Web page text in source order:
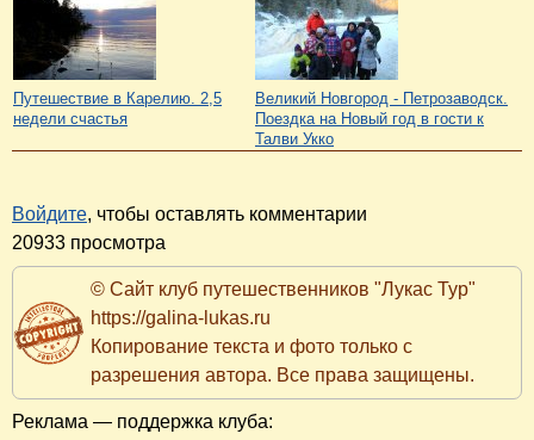
Путешествие в Карелию. 2,5
недели счастья
Великий Новгород - Петрозаводск.
Поездка на Новый год в гости к
Талви Укко
Войдите, чтобы оставлять комментарии
20933 просмотра
© Сайт клуб путешественников "Лукас Тур"
https://galina-lukas.ru
Копирование текста и фото только с
разрешения автора. Все права защищены.
Реклама — поддержка клуба: